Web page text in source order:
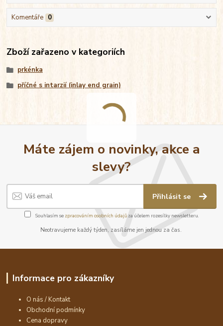
Komentáře 0
Zboží zařazeno v kategoriích
prkénka
příčné s intarzií (inlay end grain)
Máte zájem o novinky, akce a
slevy?
Přihlásit se
Souhlasím se zpracováním osobních údajůza účelem rozesílky newsletteru.
Neotravujeme každý týden, zasíláme jen jednou za čas.
Informace pro zákazníky
O nás / Kontakt
Obchodní podmínky
Cena dopravy